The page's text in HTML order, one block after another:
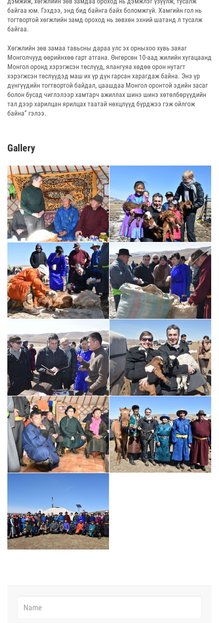
байгаа юм. Гэхдээ, энд бид байнга байх боломжгүй. Хамгийн гол нь
тогтвортой хөгжлийн замд ороход нь зөвхөн эхний шатанд л тусалж
байгаа.
Хөгжлийн зөв замаа тавьсны дараа улс эх орныхоо хувь заяаг
Монголчууд өөрийнхөө гарт атгана. Өнгөрсөн 10-аад жилийн хугацаанд
Монгол оронд хэрэгжсэн төслүүд, ялангуяа хөдөө орон нутагт
хэрэгжсэн төслүүдэд маш их үр дүн гарсан харагдаж байна. Энэ үр
дүнгүүдийн тогтвортой байдал, цаашдаа Монгол оронтой эдийн засаг
болон бусад чиглэлээр хамтарч ажиллах шинэ шинэ хөтөлбөрүүдийн
тал дээр харилцан ярилцах таатай нөхцлүүд бүрджээ гэж ойлгож
байна” гэлээ.
Gallery